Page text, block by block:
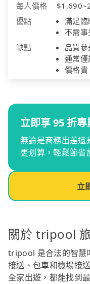
每人價格
優點
滿足
不需
缺點
品質
通常僅
價格貴
立即享 95 折
無論是商務出差還
更划算，輕鬆節省
立
關於 tripool
tripool 是合法的智慧
接送、包車和機場接
全家出遊，都能找到